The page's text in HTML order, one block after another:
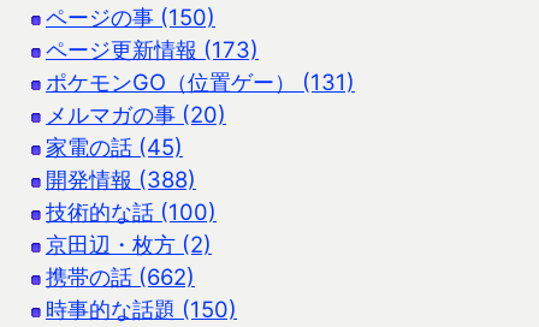
ページの事 (150)
ページ更新情報 (173)
ポケモンGO（位置ゲー） (131)
メルマガの事 (20)
家電の話 (45)
開発情報 (388)
技術的な話 (100)
京田辺・枚方 (2)
携帯の話 (662)
時事的な話題 (150)